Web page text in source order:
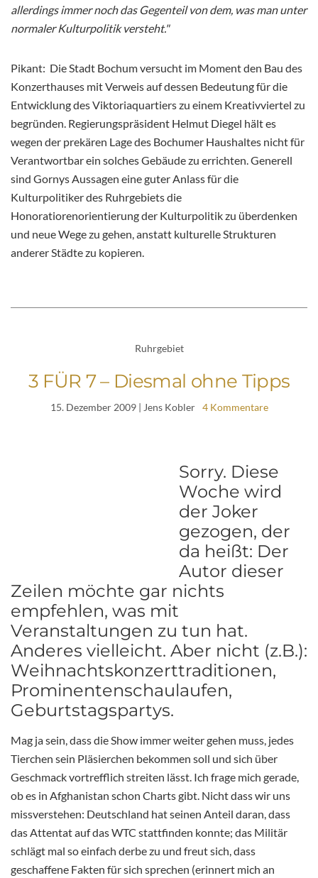
allerdings immer noch das Gegenteil von dem, was man unter
normaler Kulturpolitik versteht."
Pikant: Die Stadt Bochum versucht im Moment den Bau des
Konzerthauses mit Verweis auf dessen Bedeutung für die
Entwicklung des Viktoriaquartiers zu einem Kreativviertel zu
begründen. Regierungspräsident Helmut Diegel hält es
wegen der prekären Lage des Bochumer Haushaltes nicht für
Verantwortbar ein solches Gebäude zu errichten. Generell
sind Gornys Aussagen eine guter Anlass für die
Kulturpolitiker des Ruhrgebiets die
Honoratiorenorientierung der Kulturpolitik zu überdenken
und neue Wege zu gehen, anstatt kulturelle Strukturen
anderer Städte zu kopieren.
Ruhrgebiet
3 FÜR 7 – Diesmal ohne Tipps
15. Dezember 2009| Jens Kobler 4 Kommentare
Sorry. Diese
Woche wird
der Joker
gezogen, der
da heißt: Der
Autor dieser
Zeilen möchte gar nichts
empfehlen, was mit
Veranstaltungen zu tun hat.
Anderes vielleicht. Aber nicht (z.B.):
Weihnachtskonzerttraditionen,
Prominentenschaulaufen,
Geburtstagspartys.
Mag ja sein, dass die Show immer weiter gehen muss, jedes
Tierchen sein Pläsierchen bekommen soll und sich über
Geschmack vortrefflich streiten lässt. Ich frage mich gerade,
ob es in Afghanistan schon Charts gibt. Nicht dass wir uns
missverstehen: Deutschland hat seinen Anteil daran, dass
das Attentat auf das WTC stattfinden konnte; das Militär
schlägt mal so einfach derbe zu und freut sich, dass
geschaffene Fakten für sich sprechen (erinnert mich an